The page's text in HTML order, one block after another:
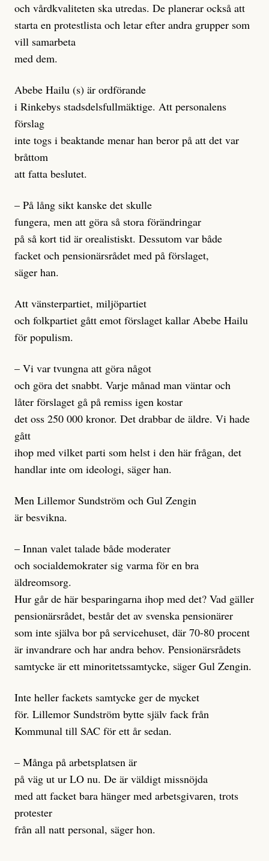
och vårdkvaliteten ska utredas. De planerar också att
starta en protestlista och letar efter andra grupper som
vill samarbeta
med dem.
Abebe Hailu (s) är ordförande
i Rinkebys stadsdelsfullmäktige. Att personalens
förslag
inte togs i beaktande menar han beror på att det var
bråttom
att fatta beslutet.
– På lång sikt kanske det skulle
fungera, men att göra så stora förändringar
på så kort tid är orealistiskt. Dessutom var både
facket och pensionärsrådet med på förslaget,
säger han.
Att vänsterpartiet, miljöpartiet
och folkpartiet gått emot förslaget kallar Abebe Hailu
för populism.
– Vi var tvungna att göra något
och göra det snabbt. Varje månad man väntar och
låter förslaget gå på remiss igen kostar
det oss 250 000 kronor. Det drabbar de äldre. Vi hade
gått
ihop med vilket parti som helst i den här frågan, det
handlar inte om ideologi, säger han.
Men Lillemor Sundström och Gul Zengin
är besvikna.
– Innan valet talade både moderater
och socialdemokrater sig varma för en bra
äldreomsorg.
Hur går de här besparingarna ihop med det? Vad gäller
pensionärsrådet, består det av svenska pensionärer
som inte själva bor på servicehuset, där 70-80 procent
är invandrare och har andra behov. Pensionärsrådets
samtycke är ett minoritetssamtycke, säger Gul Zengin.
Inte heller fackets samtycke ger de mycket
för. Lillemor Sundström bytte själv fack från
Kommunal till SAC för ett år sedan.
– Många på arbetsplatsen är
på väg ut ur LO nu. De är väldigt missnöjda
med att facket bara hänger med arbetsgivaren, trots
protester
från all natt personal, säger hon.